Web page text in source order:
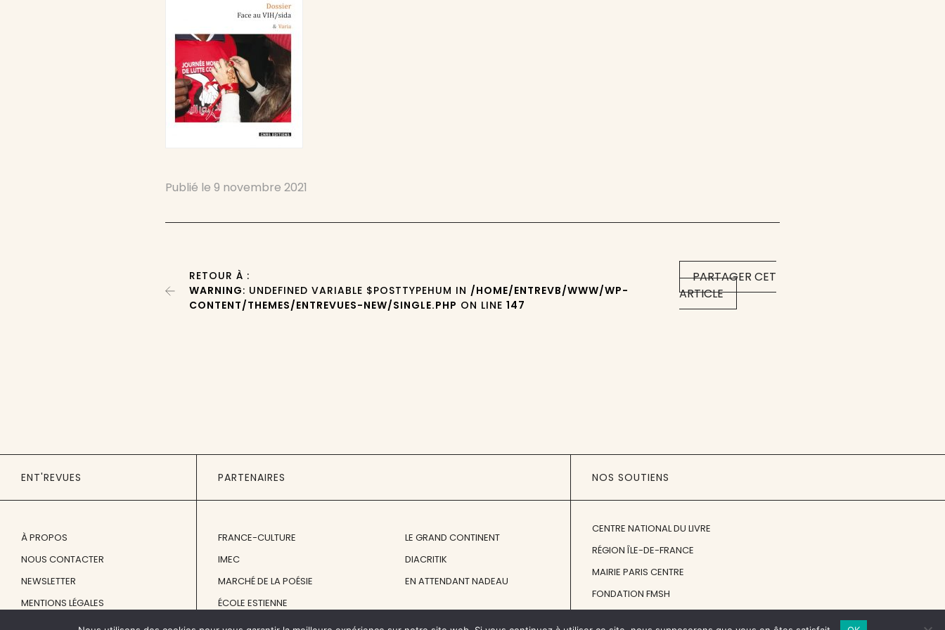
Publié le9 novembre 2021
PARTAGER CET
ARTICLE
RETOUR À :
WARNING: UNDEFINED VARIABLE $POSTTYPEHUM IN /HOME/ENTREVB/WWW/WP-
CONTENT/THEMES/ENTREVUES-NEW/SINGLE.PHP ON LINE147
ENT'REVUES
À PROPOS
NOUS CONTACTER
NEWSLETTER
MENTIONS LÉGALES
PARTENAIRES
FRANCE-CULTURE
IMEC
MARCHÉ DE LA POÉSIE
ÉCOLE ESTIENNE
LE GRAND CONTINENT
DIACRITIK
EN ATTENDANT NADEAU
NOS SOUTIENS
CENTRE NATIONAL DU LIVRE
RÉGION ÎLE-DE-FRANCE
MAIRIE PARIS CENTRE
FONDATION FMSH